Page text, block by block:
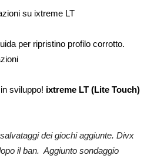
su ixtreme LT
per ripristino profilo corrotto.
sviluppo! ixtreme LT (Lite Touch)
dei giochi aggiunte. Divx
il ban. Aggiunto sondaggio